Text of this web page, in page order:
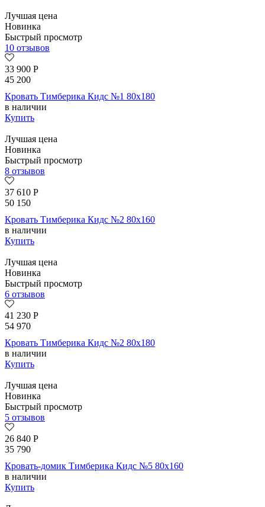
Лучшая цена
Новинка
Быстрый просмотр
10 отзывов
33 900 Р
45 200
Кровать Тимберика Кидс №1 80х180
в наличии
Купить
Лучшая цена
Новинка
Быстрый просмотр
8 отзывов
37 610 Р
50 150
Кровать Тимберика Кидс №2 80х160
в наличии
Купить
Лучшая цена
Новинка
Быстрый просмотр
6 отзывов
41 230 Р
54 970
Кровать Тимберика Кидс №2 80х180
в наличии
Купить
Лучшая цена
Новинка
Быстрый просмотр
5 отзывов
26 840 Р
35 790
Кровать-домик Тимберика Кидс №5 80х160
в наличии
Купить